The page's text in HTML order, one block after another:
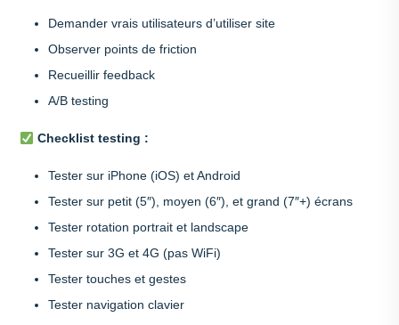
Demander vrais utilisateurs d’utiliser site
Observer points de friction
Recueillir feedback
A/B testing
Checklist testing :
Tester sur iPhone (iOS) et Android
Tester sur petit (5″), moyen (6″), et grand (7″+) écrans
Tester rotation portrait et landscape
Tester sur 3G et 4G (pas WiFi)
Tester touches et gestes
Tester navigation clavier